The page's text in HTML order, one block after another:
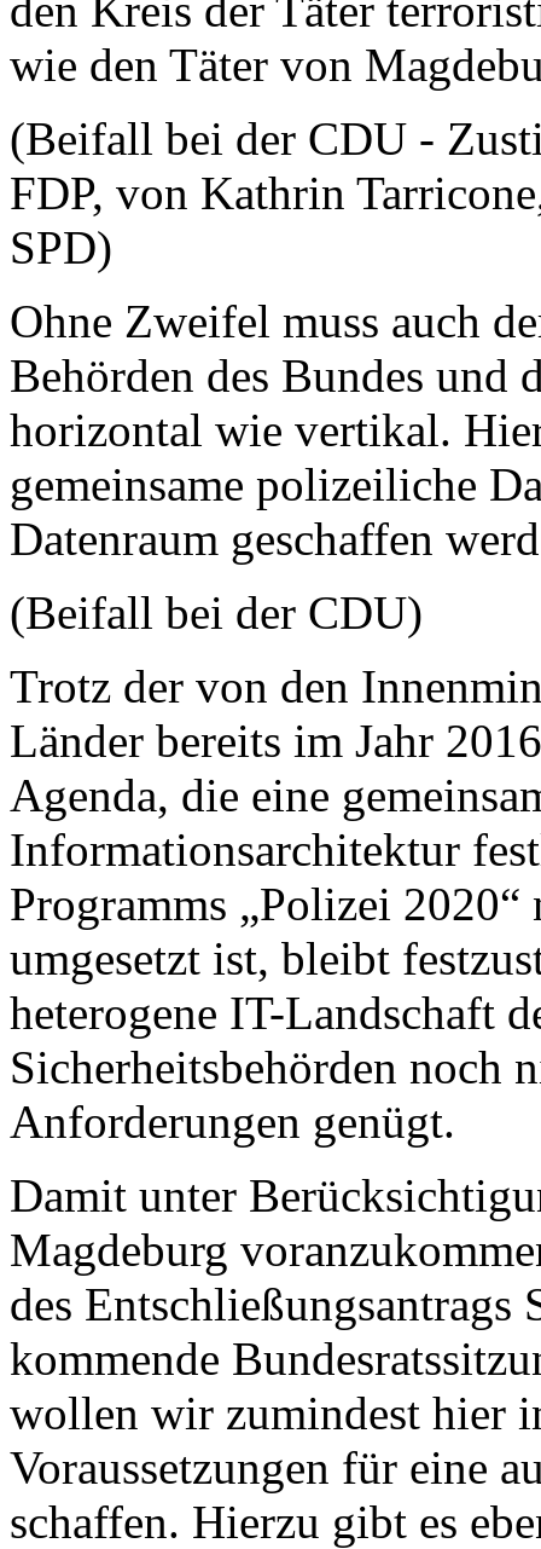
wie den Täter von
(Beifall bei der CDU -
FDP, von Kathrin
SPD)
Ohne Zweifel muss auch
Behörden des Bundes und
horizontal wie vertikal.
gemeinsame polizeiliche
Datenraum geschaffen
(Beifall bei der CDU)
Trotz der von den
Länder bereits im Jahr
Agenda, die eine
Informationsarchitektur
Programms „Polizei
umgesetzt ist, bleibt
heterogene IT-Landschaft
Sicherheitsbehörden noch
Anforderungen genügt.
Damit unter
Magdeburg
des Entschließungsantrags
kommende
wollen wir zumindest hier
Voraussetzungen für eine
schaffen. Hierzu gibt es